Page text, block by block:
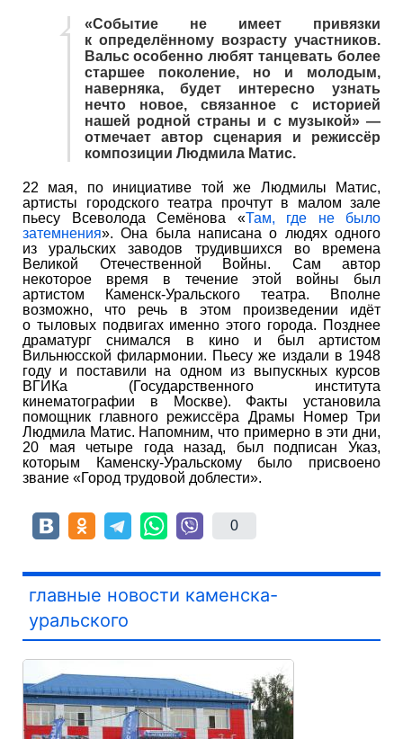
«Событие не имеет привязки
к определённому возрасту участников.
Вальс особенно любят танцевать более
старшее поколение, но и молодым,
наверняка, будет интересно узнать
нечто новое, связанное с историей
нашей родной страны и с музыкой» —
отмечает автор сценария и режиссёр
композиции Людмила Матис.
22 мая, по инициативе той же Людмилы Матис,
артисты городского театра прочтут в малом зале
пьесу Всеволода Семёнова «Там, где не было
затемнения». Она была написана о людях одного
из уральских заводов трудившихся во времена
Великой Отечественной Войны. Сам автор
некоторое время в течение этой войны был
артистом Каменск-Уральского театра. Вполне
возможно, что речь в этом произведении идёт
о тыловых подвигах именно этого города. Позднее
драматург снимался в кино и был артистом
Вильнюсской филармонии. Пьесу же издали в 1948
году и поставили на одном из выпускных курсов
ВГИКа (Государственного института
кинематографии в Москве). Факты установила
помощник главного режиссёра Драмы Номер Три
Людмила Матис. Напомним, что примерно в эти дни,
20 мая четыре года назад, был подписан Указ,
которым Каменску-Уральскому было присвоено
звание «Город трудовой доблести».
0
главные новости каменска-
уральского